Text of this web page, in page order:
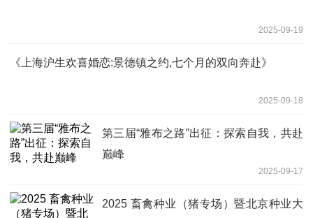
2025-09-19
《上海沪生欢喜婚恋:景德镇之约,七个月的双向奔赴》
2025-09-18
第三届“雅布之路”出征：探索自我，共赴
巅峰
2025-09-17
2025 畜禽种业（猪专场）暨北京种业大